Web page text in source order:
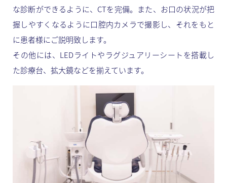
な診断ができるように、CTを完備。また、お口の状況が把
握しやすくなるように口腔内カメラで撮影し、それをもと
に患者様にご説明致します。
その他には、LEDライトやラグジュアリーシートを搭載し
た診療台、拡大鏡などを揃えています。